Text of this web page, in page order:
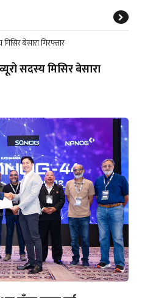
सदस्य मिसिर बेसारा